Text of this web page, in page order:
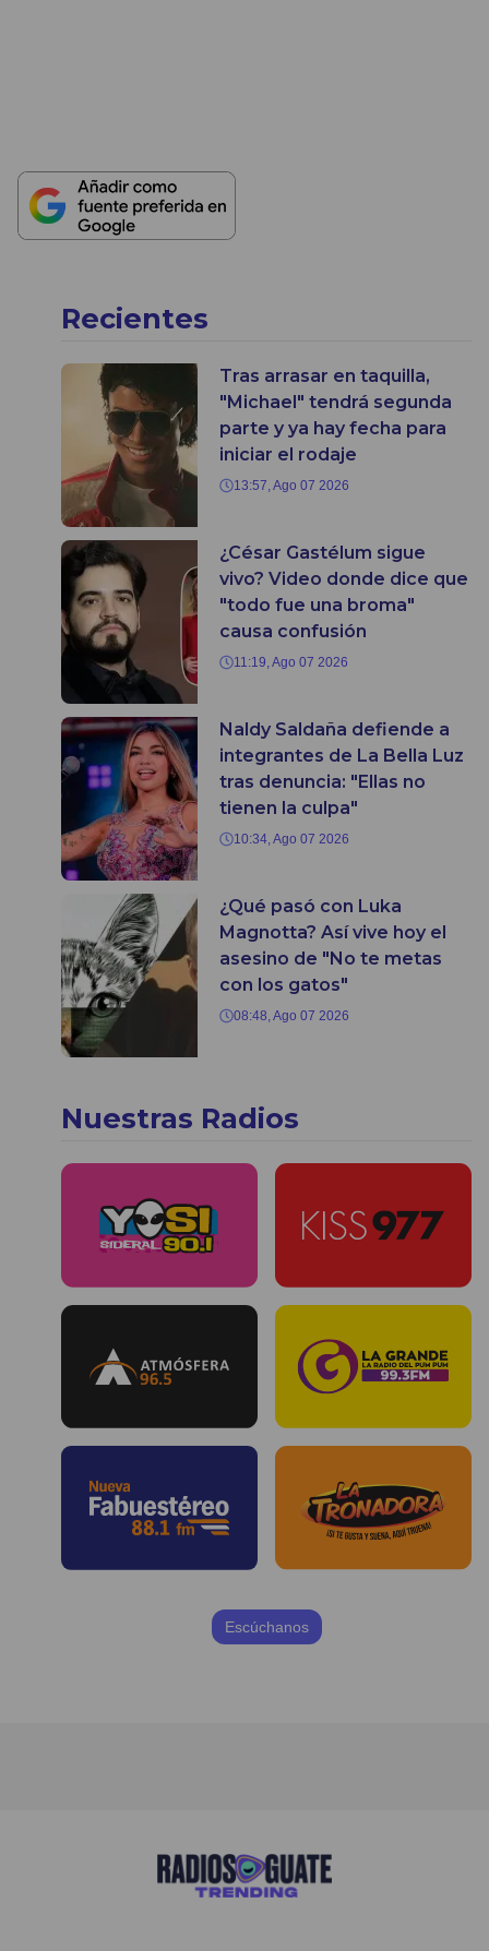
Recientes
Tras arrasar en taquilla,
"Michael" tendrá segunda
parte y ya hay fecha para
iniciar el rodaje
13:57, Ago 07 2026
¿César Gastélum sigue
vivo? Video donde dice que
"todo fue una broma"
causa confusión
11:19, Ago 07 2026
Naldy Saldaña defiende a
integrantes de La Bella Luz
tras denuncia: "Ellas no
tienen la culpa"
10:34, Ago 07 2026
¿Qué pasó con Luka
Magnotta? Así vive hoy el
asesino de "No te metas
con los gatos"
08:48, Ago 07 2026
Nuestras Radios
Escúchanos